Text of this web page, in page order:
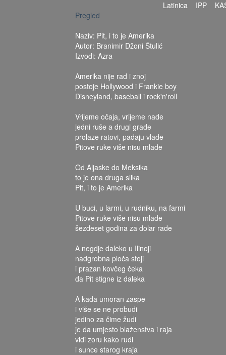
Latinica IPP
Pregled
Naziv: Pit, i to je Amerika
Autor: Branimir Džoni Štulić
Izvodi: Azra
Amerika nije rad i znoj
postoje Hollywood i Frankie boy
Disneyland, baseball i rock'n'roll
Vrijeme očaja, vrijeme nade
jedni ruše a drugi grade
prolaze ratovi, padaju vlade
Pitove ruke više nisu mlade
Od Aljaske do Meksika
to je ona druga slika
Pit, i to je Amerika
U buci, u larmi, u rudniku, na farmi
Pitove ruke više nisu mlade
šezdeset godina za dolar rade
A negdje daleko u Ilinoji
nadgrobna ploča stoji
i prazan kovčeg čeka
da Pit stigne iz daleka
A kada umoran zaspe
i više se ne probudi
jedino za čime žudi
je da umjesto blaženstva i raja
vidi zoru kako rudi
i sunce starog kraja